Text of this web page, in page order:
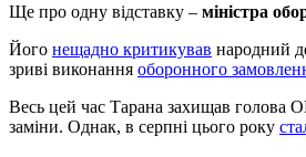
Ще про одну відставку – міністра
Його нещадно критикував народний
зриві виконання оборонного
Весь цей час Тарана захищав голова
заміни. Однак, в серпні цього року